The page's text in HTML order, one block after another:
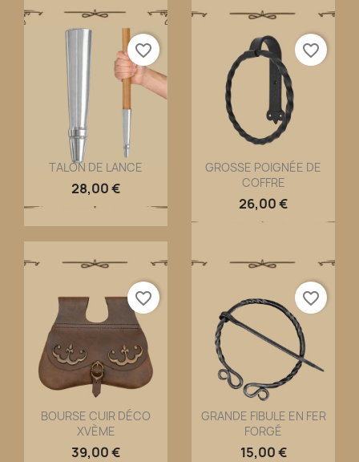
Aperçu rapide
TALON DE LANCE
28,00 €
favorite_border
Aperçu rapide
GROSSE POIGNÉE DE
COFFRE
26,00 €
favorite_border
Aperçu rapide
BOURSE CUIR DÉCO
XVÈME
39,00 €
favorite_border
Aperçu rapide
GRANDE FIBULE EN FER
FORGÉ
15,00 €
favorite_border